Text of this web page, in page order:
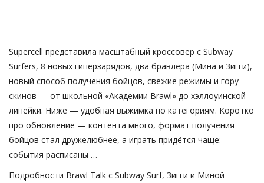
Supercell представила масштабный кроссовер с Subway
Surfers, 8 новых гиперзарядов, два бравлера (Мина и Зигги),
новый способ получения бойцов, свежие режимы и гору
скинов — от школьной «Академии Brawl» до хэллоуинской
линейки. Ниже — удобная выжимка по категориям. Коротко
про обновление — контента много, формат получения
бойцов стал дружелюбнее, а играть придётся чаще:
события расписаны …
Подробности Brawl Talk с Subway Surf, Зигги и Миной